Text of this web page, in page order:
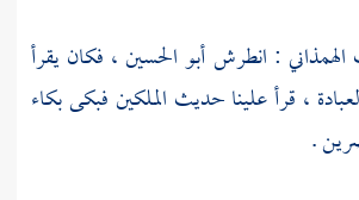
: انطرشأبو الحسين، فكان يقرأ
، قرأ علينا حديث الملكين فبكى بكاء
.